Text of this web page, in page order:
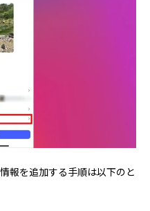
報を追加する手順は以下のと